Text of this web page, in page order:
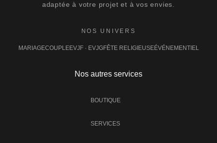
adaptée à votre projet et à vos envies.
NOS UNIVERS
MARIAGECOUPLEEVJF · EVJGFÊTE RELIGIEUSEÉVÉNEMENTIEL
Nos autres services
BOUTIQUE
SERVICES